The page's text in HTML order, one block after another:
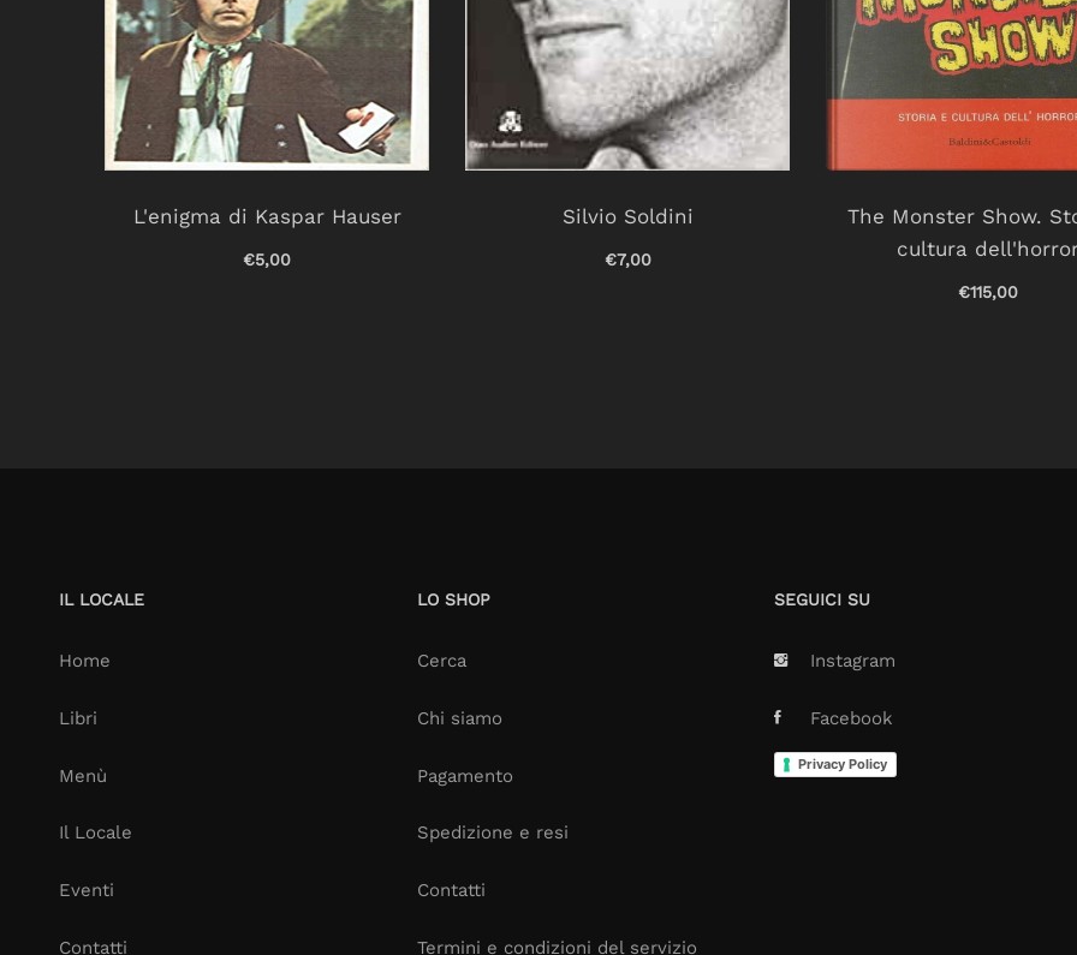
L'enigma di Kaspar Hauser
€5,00
Silvio Soldini
€7,00
The Monster Show.
cultura
€115,00
IL LOCALE
Home
Libri
Menù
Il Locale
Eventi
Contatti
LO SHOP
Cerca
Chi siamo
Pagamento
Spedizione e resi
Contatti
Termini e condizioni del servizio
SEGUICI SU
Instagram
Facebook
Privacy Policy